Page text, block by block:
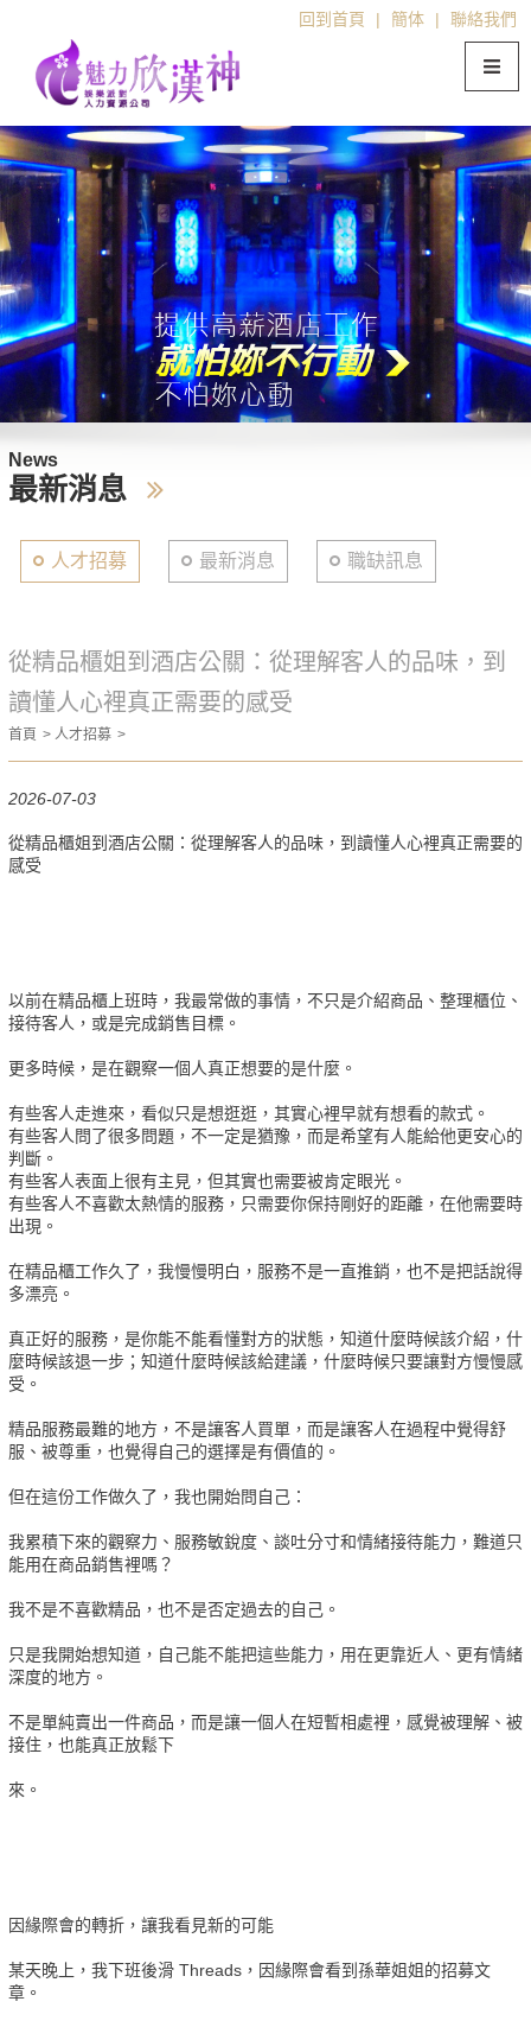
回到首頁 | 簡体 | 聯絡我們
News
最新消息
人才招募 最新消息 職缺訊息
從精品櫃姐到酒店公關：從理解客人的品味，到
讀懂人心裡真正需要的感受
首頁 人才招募
2026-07-03
從精品櫃姐到酒店公關：從理解客人的品味，到讀懂人心裡真正需要的
感受
以前在精品櫃上班時，我最常做的事情，不只是介紹商品、整理櫃位、
接待客人，或是完成銷售目標。
更多時候，是在觀察一個人真正想要的是什麼。
有些客人走進來，看似只是想逛逛，其實心裡早就有想看的款式。
有些客人問了很多問題，不一定是猶豫，而是希望有人能給他更安心的
判斷。
有些客人表面上很有主見，但其實也需要被肯定眼光。
有些客人不喜歡太熱情的服務，只需要你保持剛好的距離，在他需要時
出現。
在精品櫃工作久了，我慢慢明白，服務不是一直推銷，也不是把話說得
多漂亮。
真正好的服務，是你能不能看懂對方的狀態，知道什麼時候該介紹，什
麼時候該退一步；知道什麼時候該給建議，什麼時候只要讓對方慢慢感
受。
精品服務最難的地方，不是讓客人買單，而是讓客人在過程中覺得舒
服、被尊重，也覺得自己的選擇是有價值的。
但在這份工作做久了，我也開始問自己：
我累積下來的觀察力、服務敏銳度、談吐分寸和情緒接待能力，難道只
能用在商品銷售裡嗎？
我不是不喜歡精品，也不是否定過去的自己。
只是我開始想知道，自己能不能把這些能力，用在更靠近人、更有情緒
深度的地方。
不是單純賣出一件商品，而是讓一個人在短暫相處裡，感覺被理解、被
接住，也能真正放鬆下
來。
因緣際會的轉折，讓我看見新的可能
某天晚上，我下班後滑 Threads，因緣際會看到孫華姐姐的招募文
章。